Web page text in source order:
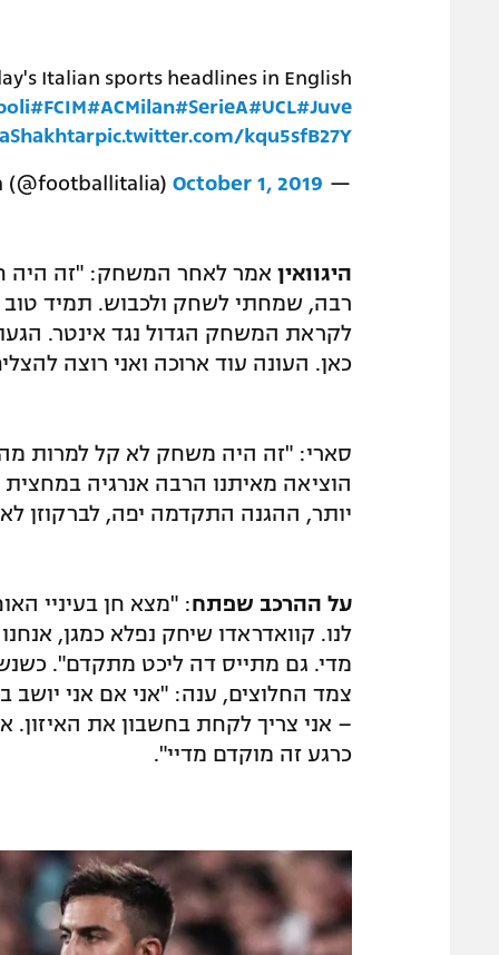
Italian sports headlines in English
#FCIM#ACMilan#SerieA#UCL#Juve
pic.twitter.com/kqu5sfB27Y
— footballitalia (@footballitalia)
October 1, 2019
היגוואין אמר לאחר המשחק: "זה היה
רבה, שמחתי לשחק ולכבוש. תמיד
לקראת המשחק הגדול נגד אינטר.
כאן. העונה עוד ארוכה ואני רוצה
סארי: "זה היה משחק לא קל למרות
הוציאה מאיתנו הרבה אנרגיה
יותר, ההגנה התקדמה יפה, לברקוזן
על ההרכב שפתח: "מצא חן בעיניי
לנו. קוואדראדו שיחק נפלא כמגן,
מדי. גם מתייס דה ליכט מתקדם".
צמד החלוצים, ענה: "אני אם אני יושב
– אני צריך לקחת בחשבון את האיזון.
כרגע זה מוקדם מדיי".